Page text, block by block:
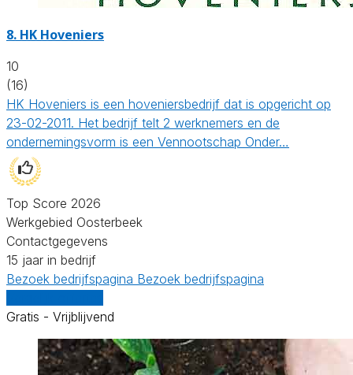
8. HK Hoveniers
10
(16)
HK Hoveniers is een hoveniersbedrijf dat is opgericht op
23-02-2011. Het bedrijf telt 2 werknemers en de
ondernemingsvorm is een Vennootschap Onder…
Top Score 2026
Werkgebied Oosterbeek
Contactgegevens
15 jaar in bedrijf
Bezoek bedrijfspagina Bezoek bedrijfspagina
Gratis - Vrijblijvend